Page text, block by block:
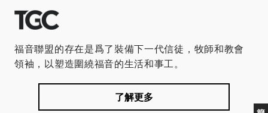
福音聯盟的存在是爲了裝備下一代信徒，牧師和教會
領袖，以塑造圍繞福音的生活和事工。
了解更多